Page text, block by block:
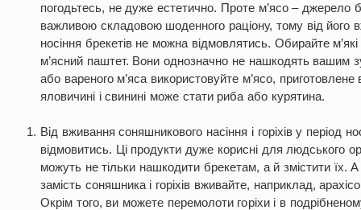
погодьтесь, не дуже естетично. Проте м’ясо – джерело
важливою складовою шоденного раціону, тому від його
носіння брекетів не можна відмовлятись. Обирайте
м’ясний паштет. Вони однозначно не нашкодять вашим
або вареного м’яса використовуйте м’ясо,
яловичині і свинині може стати риба або курятина.
Від вживання соняшникового насіння і горіхів у період
відмовитись. Ці продукти дуже корисні для людського
можуть не тільки нашкодити брекетам, а й змістити їх.
замість соняшника і горіхів вживайте, наприклад,
Окрім того, ви можете перемолоти горіхи і в